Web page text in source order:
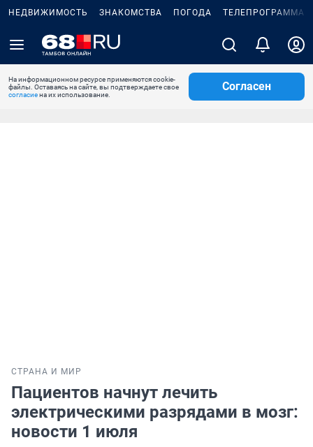
НЕДВИЖИМОСТЬ ЗНАКОМСТВА ПОГОДА ТЕЛЕПРОГРАММА
На информационном ресурсе применяются cookie-
файлы. Оставаясь на сайте, вы подтверждаете свое
согласиена их использование.
Согласен
СТРАНА И МИР
Пациентов начнут лечить
электрическими разрядами в мозг:
новости 1 июля